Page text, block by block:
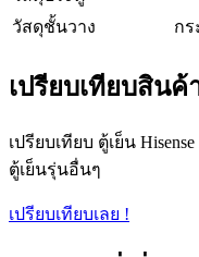
วัสดุชั้นวาง
กร
เปรียบเทียบสินค้
เปรียบเทียบ ตู้เย็น
ตู้เย็นรุ่นอื่นๆ
เปรียบเทียบเลย !